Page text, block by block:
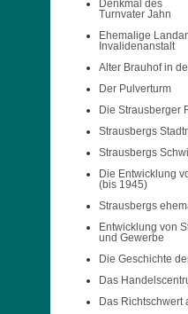
Denkmal des
Turnvater Jahn
Ehemalige
Invalidenanstalt
Alter Brauhof in
Der Pulverturm
Die Strausberger
Strausbergs
Strausbergs
Die Entwicklung
(bis 1945)
Strausbergs
Entwicklung von
und Gewerbe
Die Geschichte
Das
Das Richtschwert